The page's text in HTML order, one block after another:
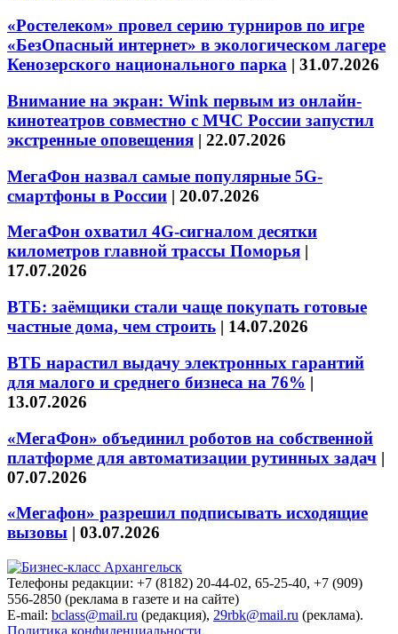
«Ростелеком» провел серию турниров по игре
«БезОпасный интернет» в экологическом лагере
Кенозерского национального парка | 31.07.2026
Внимание на экран: Wink первым из онлайн-
кинотеатров совместно с МЧС России запустил
экстренные оповещения | 22.07.2026
МегаФон назвал самые популярные 5G-
смартфоны в России | 20.07.2026
МегаФон охватил 4G-сигналом десятки
километров главной трассы Поморья |
17.07.2026
ВТБ: заёмщики стали чаще покупать готовые
частные дома, чем строить | 14.07.2026
ВТБ нарастил выдачу электронных гарантий
для малого и среднего бизнеса на 76% |
13.07.2026
«МегаФон» объединил роботов на собственной
платформе для автоматизации рутинных задач |
07.07.2026
«Мегафон» разрешил подписывать исходящие
вызовы | 03.07.2026
Телефоны редакции: +7 (8182) 20-44-02, 65-25-40, +7 (909)
556-2850 (реклама в газете и на сайте)
E-mail: bclass@mail.ru (редакция), 29rbk@mail.ru (реклама).
Политика конфиденциальности.